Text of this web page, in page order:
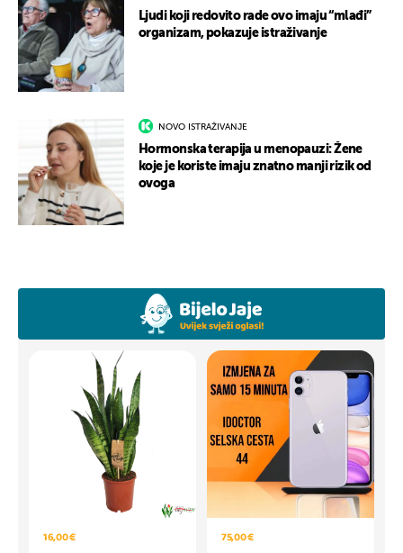
Ljudi koji redovito rade ovo imaju “mlađi”
organizam, pokazuje istraživanje
NOVO ISTRAŽIVANJE
Hormonska terapija u menopauzi: Žene
koje je koriste imaju znatno manji rizik od
ovoga
16,00 € 75,00 €